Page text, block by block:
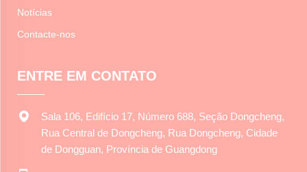
Notícias
Contacte-nos
ENTRE EM CONTATO
Sala 106, Edifício 17, Número 688, Seção Dongcheng,
Rua Central de Dongcheng, Rua Dongcheng, Cidade
de Dongguan, Província de Guangdong